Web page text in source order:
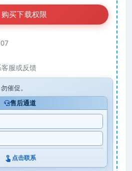
购买下载权限
服或反馈
催促。
售后通道
点击联系